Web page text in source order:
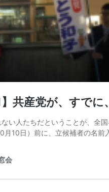
】共産党が、すで
い人たちだということが、全
月10日）前に、立候補者の名
会